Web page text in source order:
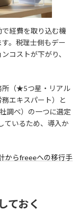
経費を取り込む機
。税理士側もデー
コストが下がり、
所（★5つ星・リアル
エキスパート）と
調べ）の一つに選定
ているため、導入か
からfreeeへの移行手
ておく